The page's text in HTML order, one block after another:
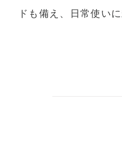
ドも備え、日常使い